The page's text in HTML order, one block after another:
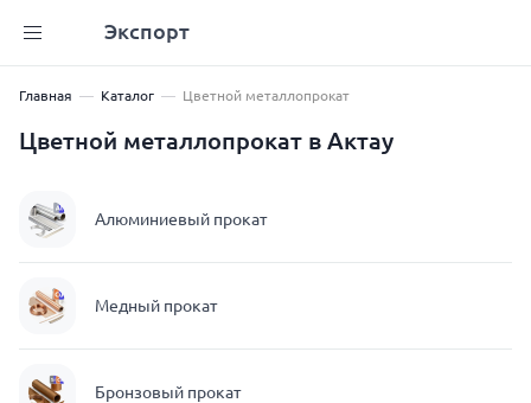
Экспорт
Главная Каталог Цветной металлопрокат
Цветной металлопрокат в Актау
Алюминиевый прокат
Медный прокат
Бронзовый прокат